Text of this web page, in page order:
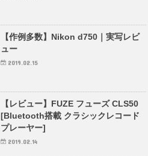
【作例多数】Nikon d750｜実写レビ
ュー
2019.02.15
【レビュー】FUZE フューズ CLS50
[Bluetooth搭載 クラシックレコード
プレーヤー]
2019.02.14